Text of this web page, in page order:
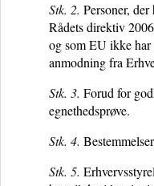
Stk. 2. Personer,
Rådets direktiv
og som EU ikke
anmodning fra
Stk. 3. Forud for
egnethedsprøve.
Stk. 4.
Stk. 5.